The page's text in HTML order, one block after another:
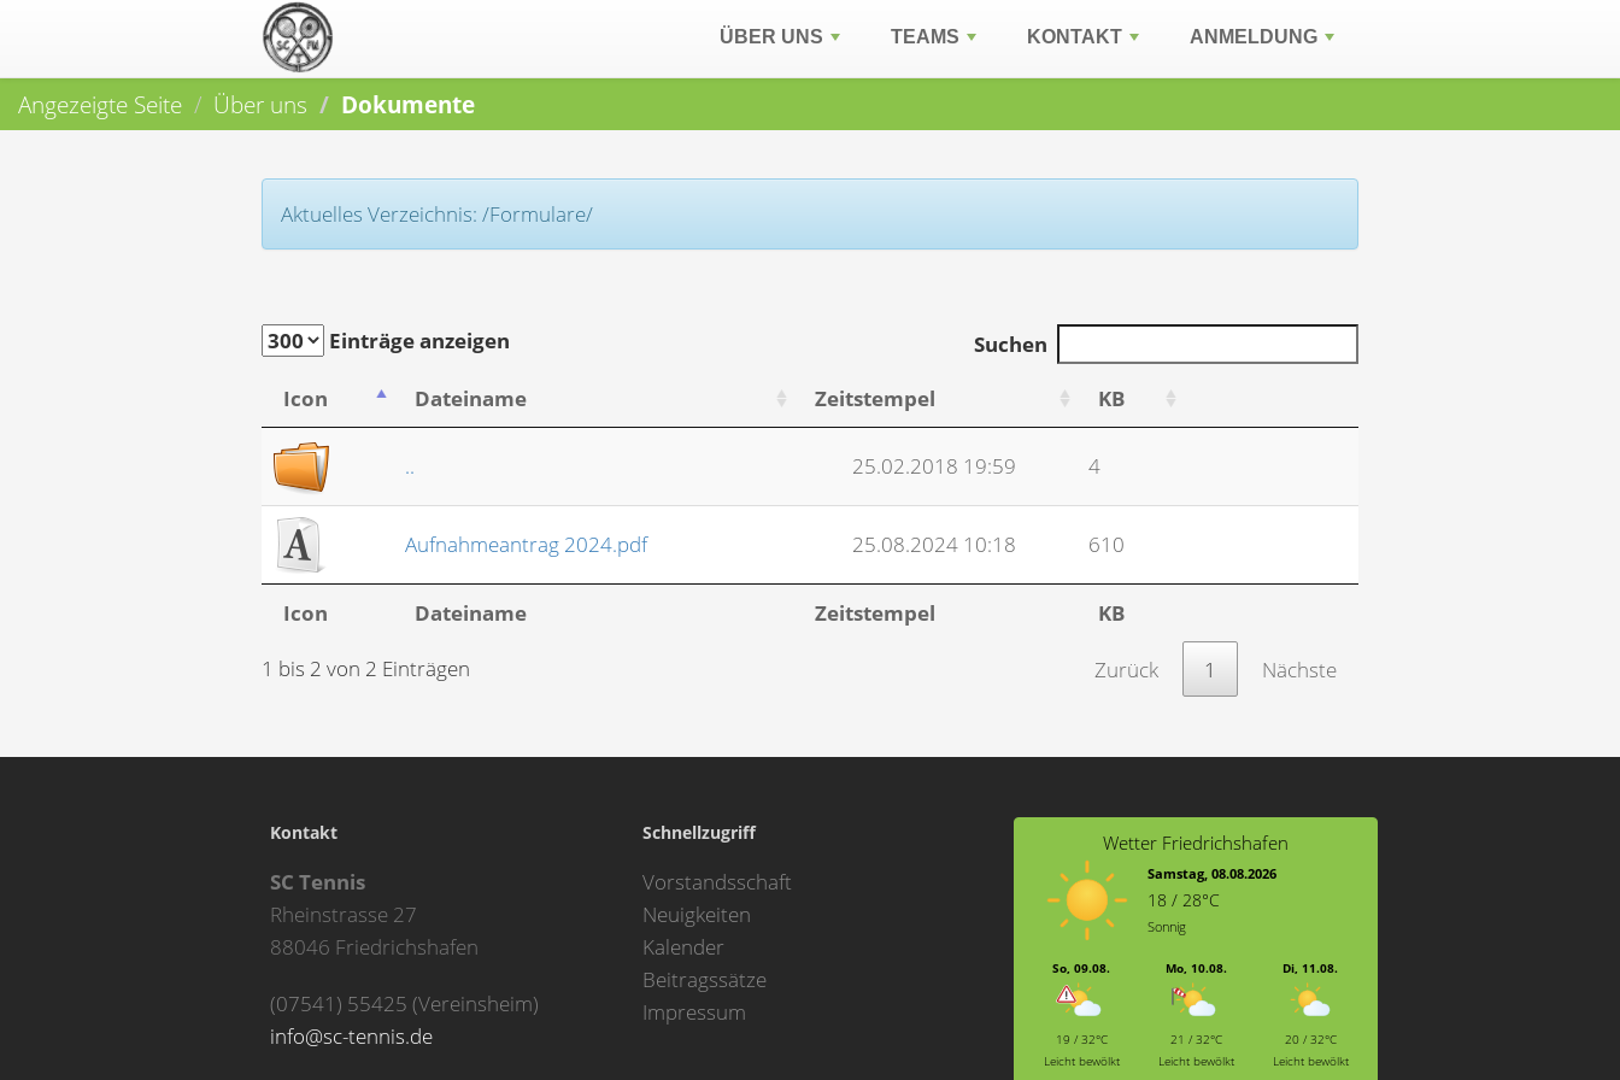
ÜBER UNS TEAMS KONTAKT ANMELDUNG
Angezeigte Seite Über uns Dokumente
Aktuelles Verzeichnis: /Formulare/
Einträge anzeigen
Suchen
Icon
Dateiname Zeitstempel KB
.. 25.02.2018 19:59 4
Aufnahmeantrag 2024.pdf 25.08.2024 10:18 610
Icon Dateiname Zeitstempel
KB
1 bis 2 von 2 Einträgen
Zurück 1 Nächste
Kontakt
SC Tennis
Rheinstrasse 27
88046 Friedrichshafen
(07541) 55425 (Vereinsheim)
info@sc-tennis.de
Schnellzugriff
Vorstandsschaft
Neuigkeiten
Kalender
Beitragssätze
Impressum
Wetter Friedrichshafen
Samstag, 08.08.2026
18 / 28°C
Sonnig
So, 09.08.
19 / 32°C
Leicht bewölkt
Mo, 10.08.
21 / 32°C
Leicht bewölkt
Di, 11.08.
20 / 32°C
Leicht bewölkt